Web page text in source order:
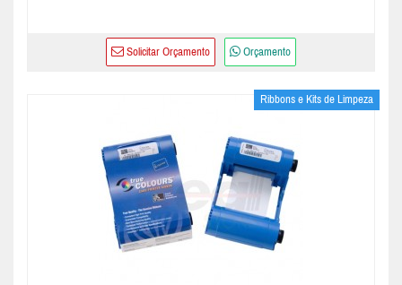
Solicitar Orçamento Orçamento
Ribbons e Kits de Limpeza